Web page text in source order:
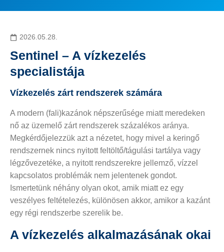
2026.05.28.
Sentinel – A vízkezelés
specialistája
Vízkezelés zárt rendszerek számára
A modern (fali)kazánok népszerűsége miatt meredeken
nő az üzemelő zárt rendszerek százalékos aránya.
Megkérdőjelezzük azt a nézetet, hogy mivel a keringő
rendszernek nincs nyitott feltöltő/tágulási tartálya vagy
légzővezetéke, a nyitott rendszerekre jellemző, vízzel
kapcsolatos problémák nem jelentenek gondot.
Ismertetünk néhány olyan okot, amik miatt ez egy
veszélyes feltételezés, különösen akkor, amikor a kazánt
egy régi rendszerbe szerelik be.
A vízkezelés alkalmazásának okai